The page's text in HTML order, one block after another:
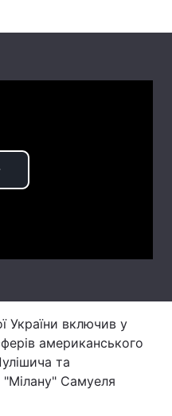
України включив у
американського
та
"Мілану" Самуеля